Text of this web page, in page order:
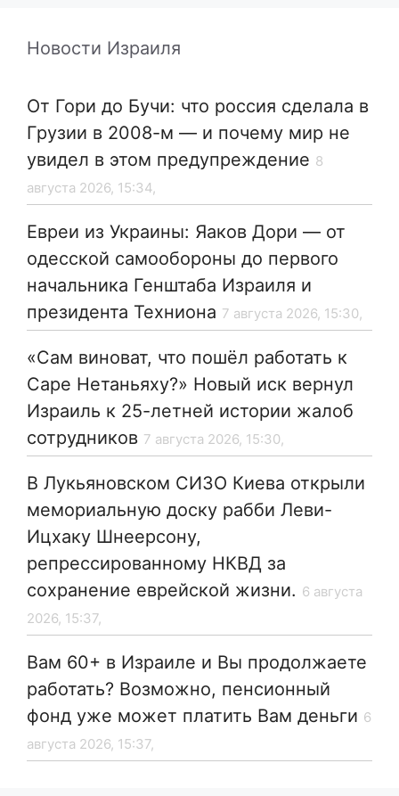
Новости Израиля
От Гори до Бучи: что россия сделала в
Грузии в 2008-м — и почему мир не
увидел в этом предупреждение 8
августа 2026, 15:34,
Евреи из Украины: Яаков Дори — от
одесской самообороны до первого
начальника Генштаба Израиля и
президента Техниона 7 августа 2026, 15:30,
«Сам виноват, что пошёл работать к
Саре Нетаньяху?» Новый иск вернул
Израиль к 25-летней истории жалоб
сотрудников 7 августа 2026, 15:30,
В Лукьяновском СИЗО Киева открыли
мемориальную доску рабби Леви-
Ицхаку Шнеерсону,
репрессированному НКВД за
сохранение еврейской жизни. 6 августа
2026, 15:37,
Вам 60+ в Израиле и Вы продолжаете
работать? Возможно, пенсионный
фонд уже может платить Вам деньги 6
августа 2026, 15:37,